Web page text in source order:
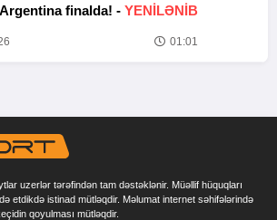
finalda! - YENİLƏNİB
01:01
uzerlər tərəfindən tam dəstəklənir. Müəllif hüquqları
etdikdə istinad mütləqdir. Məlumat internet səhifələrində
qoyulması mütləqdir.